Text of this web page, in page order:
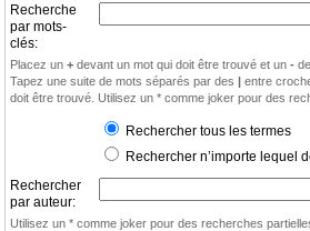
Recherche
par mots-
clés:
Placez un + devant un mot qui doit être trouvé et un -
Tapez une suite de mots séparés par des | entre
doit être trouvé. Utilisez un * comme joker pour des
Rechercher tous les termes
Rechercher n’importe lequel
Rechercher
par auteur:
Utilisez un * comme joker pour des recherches